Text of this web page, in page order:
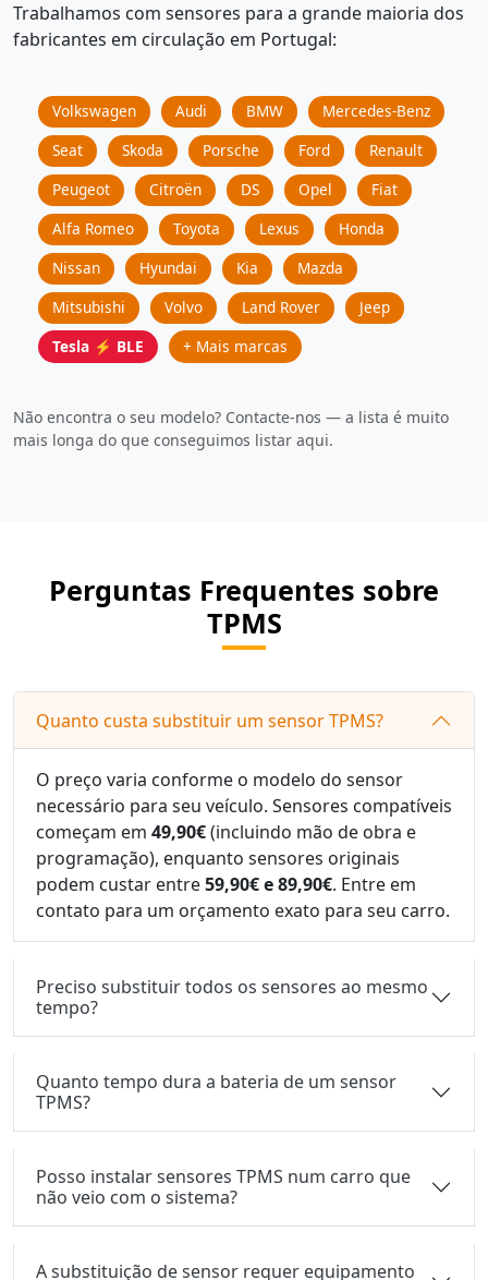
Trabalhamos com sensores para a grande maioria dos
fabricantes em circulação em Portugal:
Volkswagen Audi BMW
Mercedes-Benz
Seat
Skoda Porsche Ford
Renault
Peugeot
Citroën DS Opel
Fiat
Alfa Romeo
Toyota Lexus
Honda
Nissan
Hyundai Kia
Mazda
Mitsubishi
Volvo Land Rover
Jeep
Tesla ⚡ BLE
+ Mais marcas
Não encontra o seu modelo? Contacte-nos — a lista é muito
mais longa do que conseguimos listar aqui.
Perguntas Frequentes sobre
TPMS
Quanto custa substituir um sensor TPMS?
O preço varia conforme o modelo do sensor
necessário para seu veículo. Sensores compatíveis
começam em 49,90€(incluindo mão de obra e
programação), enquanto sensores originais
podem custar entre59,90€ e 89,90€. Entre em
contato para um orçamento exato para seu carro.
Preciso substituir todos os sensores ao mesmo
tempo?
Quanto tempo dura a bateria de um sensor
TPMS?
Posso instalar sensores TPMS num carro que
não veio com o sistema?
A substituição de sensor requer equipamento